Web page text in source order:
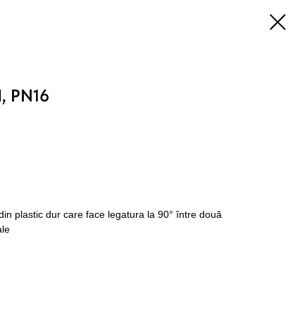
PN16
plastic dur care face legatura la 90° între două